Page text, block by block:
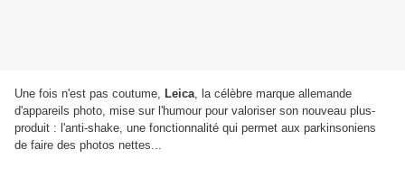
Une fois n'est pas coutume, Leica, la célèbre marque allemande
d'appareils photo, mise sur l'humour pour valoriser son nouveau plus-
produit : l'anti-shake, une fonctionnalité qui permet aux parkinsoniens
de faire des photos nettes...